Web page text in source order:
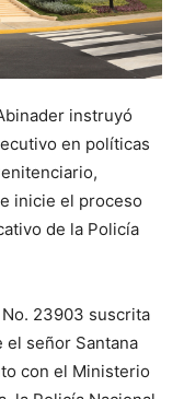
instruyó
en políticas
inicie el proceso
de la Policía
23903 suscrita
el señor Santana
con el Ministerio